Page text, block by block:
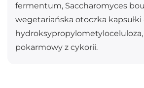
fermentum, Saccharomyces
wegetariańska otoczka kapsułki
hydroksypropylometyloceluloza,
pokarmowy z cykorii.